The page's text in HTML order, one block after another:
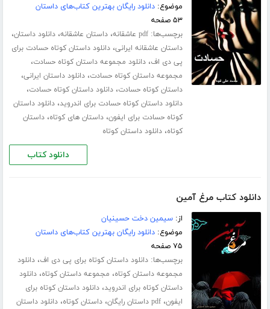
موضوع:دانلود رایگان بهترین کتاب‌های داستان
۵۳ صفحه
برچسب‌ها:pdf عاشقانه ،داستان عاشقانه،دانلود داستان،
داستان عاشقانه ایرانی،دانلود داستان کوتاه حسادت برای
پی دی اف،دانلود مجموعه داستان کوتاه حسادت،
مجموعه داستان کوتاه حسادت،دانلود داستان ایرانی،
داستان کوتاه حسادت،دانلود داستان کوتاه حسادت،
دانلود داستان کوتاه حسادت برای اندروید،دانلود داستان
کوتاه حسادت برای ایفون،داستان های کوتاه،داستان
کوتاه،دانلود داستان کوتاه
دانلود کتاب
دانلود کتاب مرغ آمین
از:سیمین دخت حسینیان
موضوع:دانلود رایگان بهترین کتاب‌های داستان
۷۵ صفحه
برچسب‌ها:دانلود داستان کوتاه برای پی دی اف،دانلود
مجموعه داستان کوتاه، مجموعه داستان کوتاه،دانلود
داستان کوتاه برای اندروید،دانلود داستان کوتاه برای
ایفون،pdf داستان رایگان ،داستان کوتاه،دانلود داستان